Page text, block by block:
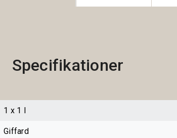
Specifikationer
1 x 1 l
Giffard